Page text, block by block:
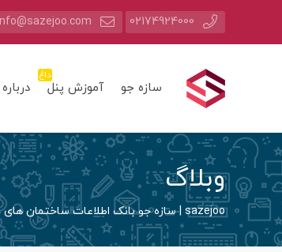
02174924000
سازه جو آموزش پنل
داغ
وبلاگ
sazejoo | سازه جو بانک اطلاعات ساختمان های در حال ساخت